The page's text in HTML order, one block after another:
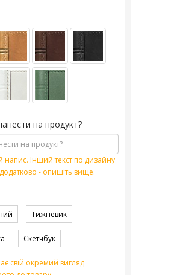
на продукт?
напис. Інший текст по дизайну
- опишіть вище.
Тижневик
Скетчбук
свій окремий вигляд